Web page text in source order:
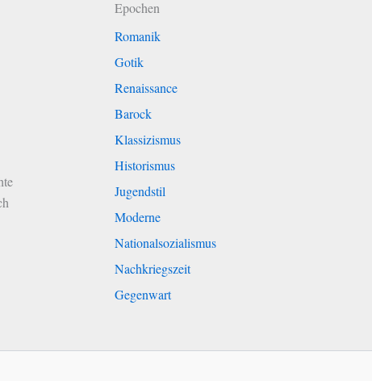
Epochen
Romanik
Gotik
Renaissance
Barock
Klassizismus
Historismus
Jugendstil
Moderne
Nationalsozialismus
Nachkriegszeit
Gegenwart